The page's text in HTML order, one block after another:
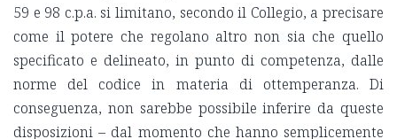
59 e 98 c.p.a. si limitano, secondo il Collegio, a precisare
come il potere che regolano altro non sia che quello
specificato e delineato, in punto di competenza, dalle
norme del codice in materia di ottemperanza. Di
conseguenza, non sarebbe possibile inferire da queste
disposizioni – dal momento che hanno semplicemente